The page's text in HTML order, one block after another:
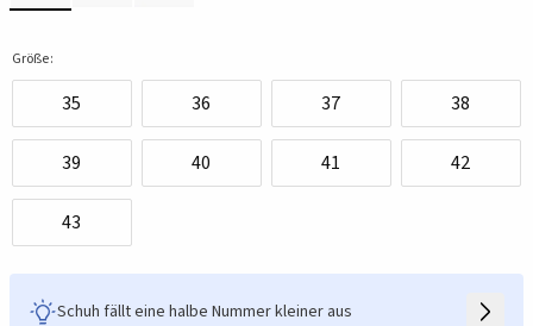
Größe:
35 36 37 38
39 40 41 42
43
Schuh fällt eine halbe Nummer kleiner aus